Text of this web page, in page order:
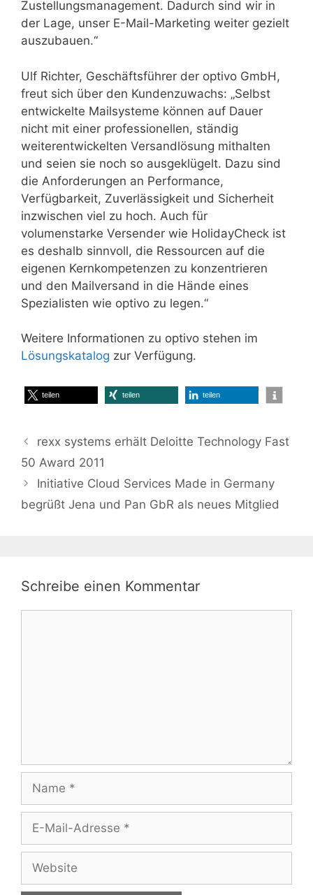
Zustellungsmanagement. Dadurch sind wir in
der Lage, unser E-Mail-Marketing weiter gezielt
auszubauen.“
Ulf Richter, Geschäftsführer der optivo GmbH,
freut sich über den Kundenzuwachs: „Selbst
entwickelte Mailsysteme können auf Dauer
nicht mit einer professionellen, ständig
weiterentwickelten Versandlösung mithalten
und seien sie noch so ausgeklügelt. Dazu sind
die Anforderungen an Performance,
Verfügbarkeit, Zuverlässigkeit und Sicherheit
inzwischen viel zu hoch. Auch für
volumenstarke Versender wie HolidayCheck ist
es deshalb sinnvoll, die Ressourcen auf die
eigenen Kernkompetenzen zu konzentrieren
und den Mailversand in die Hände eines
Spezialisten wie optivo zu legen.“
Weitere Informationen zu optivo stehen im
Lösungskatalog zur Verfügung.
teilen teilen teilen
rexx systems erhält Deloitte Technology Fast
50 Award 2011
Initiative Cloud Services Made in Germany
begrüßt Jena und Pan GbR als neues Mitglied
Schreibe einen Kommentar
Mail-
Adresse